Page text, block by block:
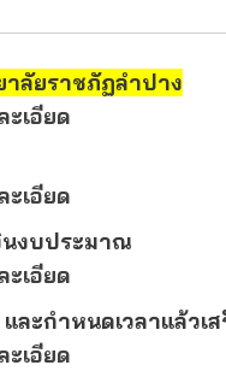
ลัยราชภัฏลำปาง
ะเอียด
ะเอียด
นงบประมาณ
ะเอียด
ละกำหนดเวลาแล้วเ
ะเอียด